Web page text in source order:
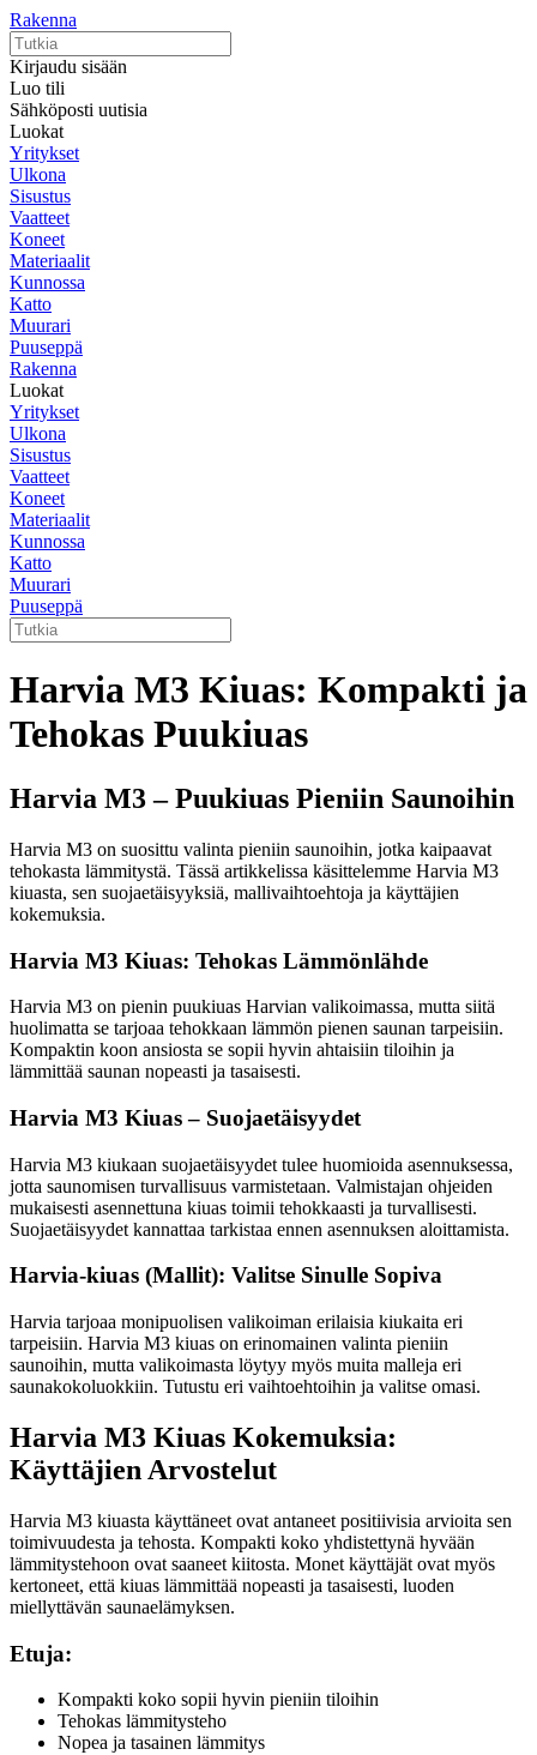
Rakenna
Kirjaudu sisään
Luo tili
Sähköposti uutisia
Luokat
Yritykset
Ulkona
Sisustus
Vaatteet
Koneet
Materiaalit
Kunnossa
Katto
Muurari
Puuseppä
Rakenna
Luokat
Yritykset
Ulkona
Sisustus
Vaatteet
Koneet
Materiaalit
Kunnossa
Katto
Muurari
Puuseppä
Harvia M3 Kiuas: Kompakti ja
Tehokas Puukiuas
Harvia M3 – Puukiuas Pieniin Saunoihin
Harvia M3 on suosittu valinta pieniin saunoihin, jotka kaipaavat
tehokasta lämmitystä. Tässä artikkelissa käsittelemme Harvia M3
kiuasta, sen suojaetäisyyksiä, mallivaihtoehtoja ja käyttäjien
kokemuksia.
Harvia M3 Kiuas: Tehokas Lämmönlähde
Harvia M3 on pienin puukiuas Harvian valikoimassa, mutta siitä
huolimatta se tarjoaa tehokkaan lämmön pienen saunan tarpeisiin.
Kompaktin koon ansiosta se sopii hyvin ahtaisiin tiloihin ja
lämmittää saunan nopeasti ja tasaisesti.
Harvia M3 Kiuas – Suojaetäisyydet
Harvia M3 kiukaan suojaetäisyydet tulee huomioida asennuksessa,
jotta saunomisen turvallisuus varmistetaan. Valmistajan ohjeiden
mukaisesti asennettuna kiuas toimii tehokkaasti ja turvallisesti.
Suojaetäisyydet kannattaa tarkistaa ennen asennuksen aloittamista.
Harvia-kiuas (Mallit): Valitse Sinulle Sopiva
Harvia tarjoaa monipuolisen valikoiman erilaisia kiukaita eri
tarpeisiin. Harvia M3 kiuas on erinomainen valinta pieniin
saunoihin, mutta valikoimasta löytyy myös muita malleja eri
saunakokoluokkiin. Tutustu eri vaihtoehtoihin ja valitse omasi.
Harvia M3 Kiuas Kokemuksia:
Käyttäjien Arvostelut
Harvia M3 kiuasta käyttäneet ovat antaneet positiivisia arvioita sen
toimivuudesta ja tehosta. Kompakti koko yhdistettynä hyvään
lämmitystehoon ovat saaneet kiitosta. Monet käyttäjät ovat myös
kertoneet, että kiuas lämmittää nopeasti ja tasaisesti, luoden
miellyttävän saunaelämyksen.
Etuja:
Kompakti koko sopii hyvin pieniin tiloihin
Tehokas lämmitysteho
Nopea ja tasainen lämmitys